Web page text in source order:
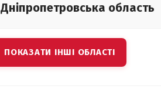
Дніпропетровська область
ПОКАЗАТИ ІНШІ ОБЛАСТІ